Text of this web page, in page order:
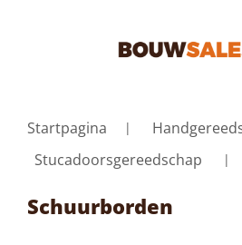
Startpagina
Stucadoorsgereedschap
Schuurborden